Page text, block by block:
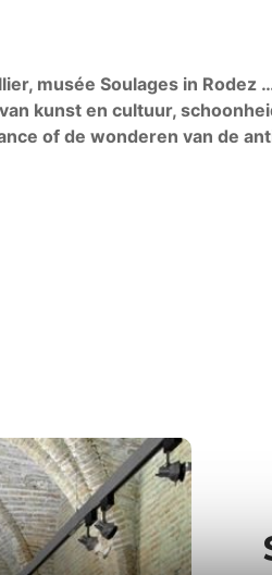
musée Soulages in Rodez
kunst en cultuur,
of de wonderen van de